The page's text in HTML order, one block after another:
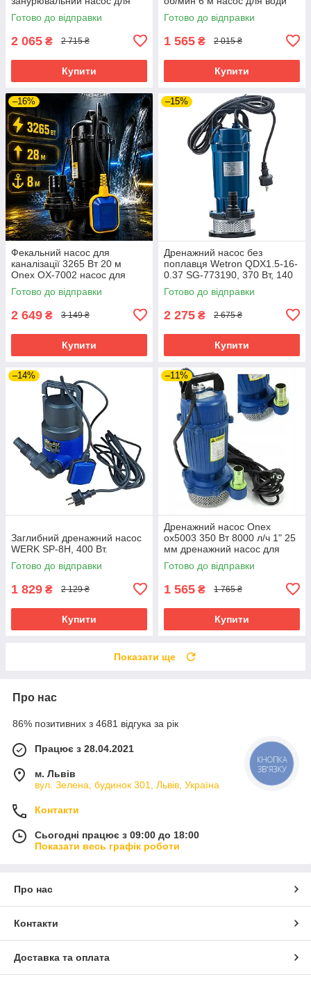
брудної води
Готово до відправки
2 065 ₴ 2 715 ₴
Купити
дренажний
Готово до відправки
1 565 ₴ 2 015 ₴
Купити
–16%
Фекальний насос для
каналізації 3265 Вт 20 м
Onex OX-7002 насос для
брудної води для дому
Готово до відправки
2 649 ₴ 3 149 ₴
Купити
–15%
Дренажний насос без
поплавця Wetron QDX1.5-16-
0.37 SG-773190, 370 Вт, 140
л/хв, 15 м водяний
електронасос
Готово до відправки
2 275 ₴ 2 675 ₴
Купити
–14%
Заглибний дренажний насос
WERK SP-8H, 400 Вт.
Готово до відправки
1 829 ₴ 2 129 ₴
Купити
–11%
Дренажний насос Onex
ox5003 350 Вт 8000 л/ч 1" 25
мм дренажний насос для
очистки води
Готово до відправки
1 565 ₴ 1 765 ₴
Купити
Показати ще
Про нас
86% позитивних з 4681 відгука за рік
Працює з 28.04.2021
м. Львів
вул. Зелена, будинок 301, Львів, Україна
Контакти
Сьогодні працює з 09:00 до 18:00
Показати весь графік роботи
Про нас
Контакти
Доставка та оплата
КНОПКА
ЗВ'ЯЗКУ